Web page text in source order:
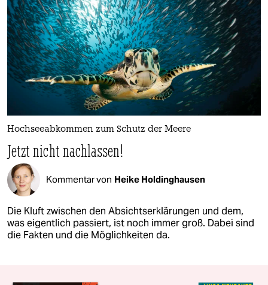
Hochseeabkommen zum Schutz der Meere
Jetzt nicht nachlassen!
Kommentar von Heike Holdinghausen
Die Kluft zwischen den Absichtserklärungen und dem,
was eigentlich passiert, ist noch immer groß. Dabei sind
die Fakten und die Möglichkeiten da.